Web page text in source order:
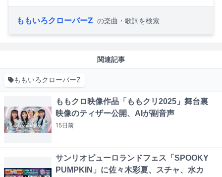
ももいろクローバーZ の楽曲・歌詞を検索
関連記事
ももいろクローバーZ
ももクロ映像作品「ももクリ2025」舞台裏
映像のティザー公開、AIが副音声
15日前
サンリオピューロランドフェス「SPOOKY
PUMPKIN」に佐々木彩夏、スチャ、水カ